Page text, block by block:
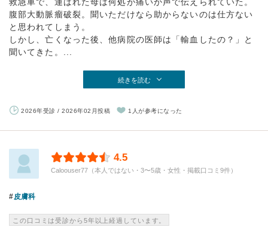
腹部大動脈瘤破裂。聞いただけなら助からないのは仕方ない
と思われてしまう。
しかし、亡くなった後、他病院の医師は「輸血したの？」と
聞いてきた。...
続きを読む
2026年受診 / 2026年02月投稿 1人が参考になった
4.5
Caloouser77（本人ではない・3〜5歳・女性・掲載口コミ9件）
皮膚科
この口コミは受診から5年以上経過しています。